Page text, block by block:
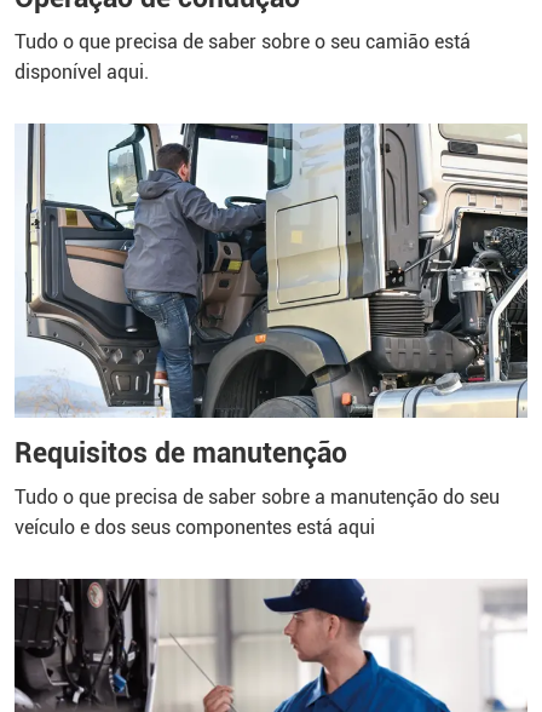
Tudo o que precisa de saber sobre o seu camião está
disponível aqui.
Requisitos de manutenção
Tudo o que precisa de saber sobre a manutenção do seu
veículo e dos seus componentes está aqui